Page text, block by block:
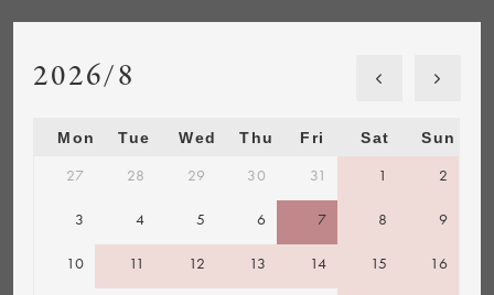
2026/8
Mon Tue Wed Thu Fri Sat Sun
27 28 29 30 31 1 2
3 4 5 6 7 8 9
10 11 12 13 14 15 16